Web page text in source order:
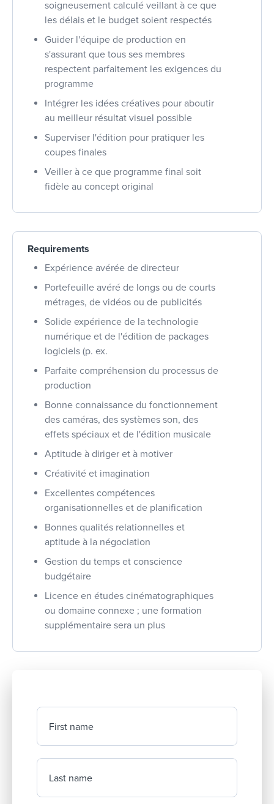
soigneusement calculé veillant à ce que
les délais et le budget soient respectés
Guider l'équipe de production en
s'assurant que tous ses membres
respectent parfaitement les exigences du
programme
Intégrer les idées créatives pour aboutir
au meilleur résultat visuel possible
Superviser l'édition pour pratiquer les
coupes finales
Veiller à ce que programme final soit
fidèle au concept original
Requirements
Expérience avérée de directeur
Portefeuille avéré de longs ou de courts
métrages, de vidéos ou de publicités
Solide expérience de la technologie
numérique et de l'édition de packages
logiciels (p. ex.
Parfaite compréhension du processus de
production
Bonne connaissance du fonctionnement
des caméras, des systèmes son, des
effets spéciaux et de l'édition musicale
Aptitude à diriger et à motiver
Créativité et imagination
Excellentes compétences
organisationnelles et de planification
Bonnes qualités relationnelles et
aptitude à la négociation
Gestion du temps et conscience
budgétaire
Licence en études cinématographiques
ou domaine connexe ; une formation
supplémentaire sera un plus
First name
Last name